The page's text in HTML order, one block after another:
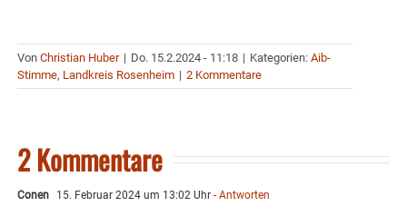
Von Christian Huber | Do. 15.2.2024 - 11:18 | Kategorien: Aib-
Stimme, Landkreis Rosenheim | 2 Kommentare
2 Kommentare
Conen 15. Februar 2024 um 13:02 Uhr - Antworten